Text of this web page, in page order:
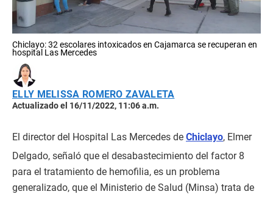
Chiclayo: 32 escolares intoxicados en Cajamarca se recuperan en
hospital Las Mercedes
ELLY MELISSA ROMERO ZAVALETA
Actualizado el 16/11/2022, 11:06 a.m.
El director del Hospital Las Mercedes de Chiclayo, Elmer
Delgado, señaló que el desabastecimiento del factor 8
para el tratamiento de hemofilia, es un problema
generalizado, que el Ministerio de Salud (Minsa) trata de